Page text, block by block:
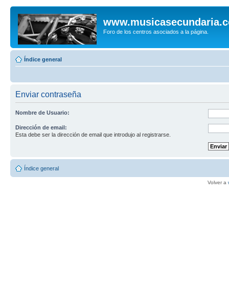
Foro de los centros asociados a la página.
Índice general
Enviar contraseña
Nombre de Usuario:
Dirección de email:
Esta debe ser la dirección de email que introdujo al registrarse.
Índice general
Volver a